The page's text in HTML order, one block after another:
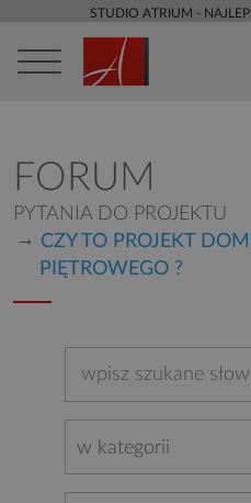
STUDIO ATRIUM -
FORUM
PYTANIA DO PROJEKTU
CZY TO PROJEKT
PIĘTROWEGO ?
w kategorii